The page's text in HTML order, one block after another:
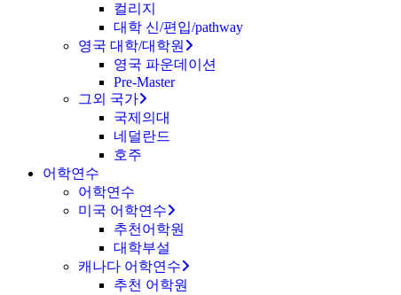
컬리지
대학 신/편입/pathway
영국 대학/대학원
영국 파운데이션
Pre-Master
그외 국가
국제의대
네덜란드
호주
어학연수
어학연수
미국 어학연수
추천어학원
대학부설
캐나다 어학연수
추천 어학원